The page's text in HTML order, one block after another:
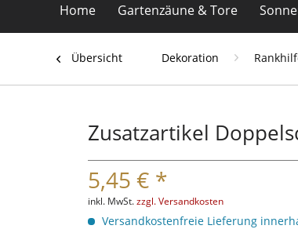
Home Gartenzäune & Tore
Übersicht Dekoration
Zusatzartikel
5,45 € *
inkl. MwSt.zzgl. Versandkosten
Versandkostenfreie Lieferung